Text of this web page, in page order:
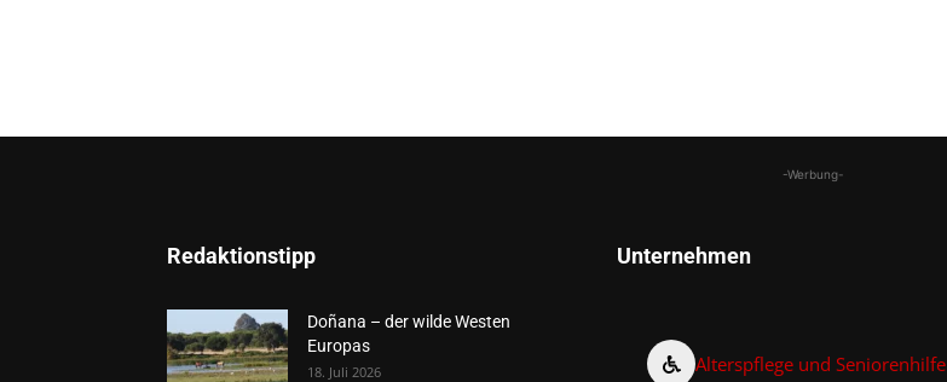
-Werbung-
Redaktionstipp
Doñana – der wilde Westen
Europas
18. Juli 2026
Unternehmen
Alterspflege und Seniorenhilfe